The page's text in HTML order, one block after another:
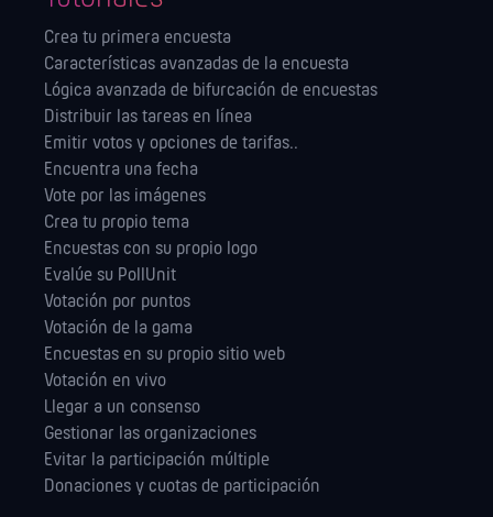
Crea tu primera encuesta
Características avanzadas de la encuesta
Lógica avanzada de bifurcación de encuestas
Distribuir las tareas en línea
Emitir votos y opciones de tarifas..
Encuentra una fecha
Vote por las imágenes
Crea tu propio tema
Encuestas con su propio logo
Evalúe su PollUnit
Votación por puntos
Votación de la gama
Encuestas en su propio sitio web
Votación en vivo
Llegar a un consenso
Gestionar las orga­nizaciones
Evitar la participación múltiple
Donaciones y cuotas de participación